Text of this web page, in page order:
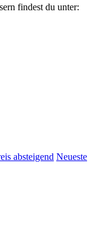
findest du unter:
absteigend Neueste